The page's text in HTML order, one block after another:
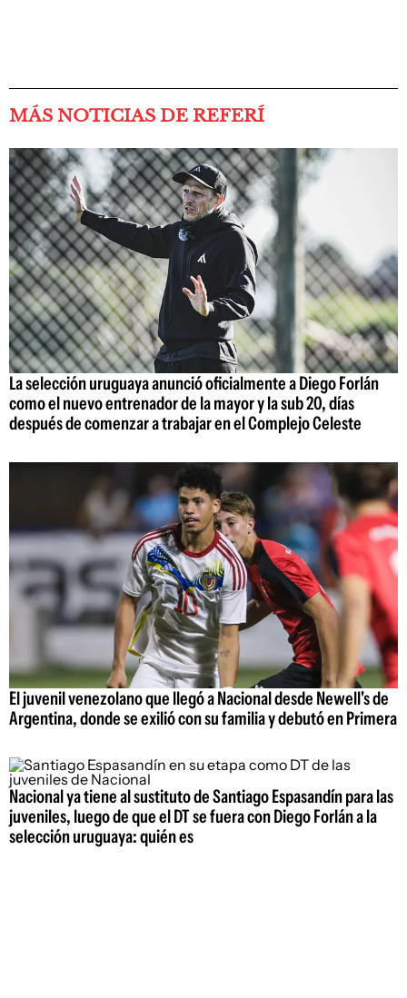
MÁS NOTICIAS DE REFERÍ
La selección uruguaya anunció oficialmente a Diego Forlán
como el nuevo entrenador de la mayor y la sub 20, días
después de comenzar a trabajar en el Complejo Celeste
El juvenil venezolano que llegó a Nacional desde Newell's de
Argentina, donde se exilió con su familia y debutó en Primera
Nacional ya tiene al sustituto de Santiago Espasandín para las
juveniles, luego de que el DT se fuera con Diego Forlán a la
selección uruguaya: quién es